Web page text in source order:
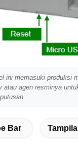
ini memasuki produksi
atau agen resminya
Bar